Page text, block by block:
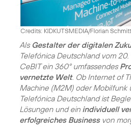
Credits: KIDKUTSMEDIA/Florian Schmitt
Als Gestalter der digitalen
Telefónica Deutschland vom
CeBIT ein 360° umfassendes
vernetzte Welt. Ob Internet of
Machine (M2M) oder Mobilfunk
Telefónica Deutschland ist
Lösungen und ein individuell
erfolgreiches Businessvon